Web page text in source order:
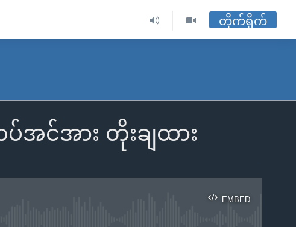
တိုက်ရိုက်
င်အား တိုးချထား
EMBED